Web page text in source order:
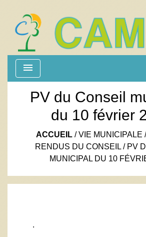
menu
PV du Conseil
du 10 février
ACCUEIL/VIE MUNICIPALE
RENDUS DU CONSEIL/ PV
MUNICIPAL DU 10
.